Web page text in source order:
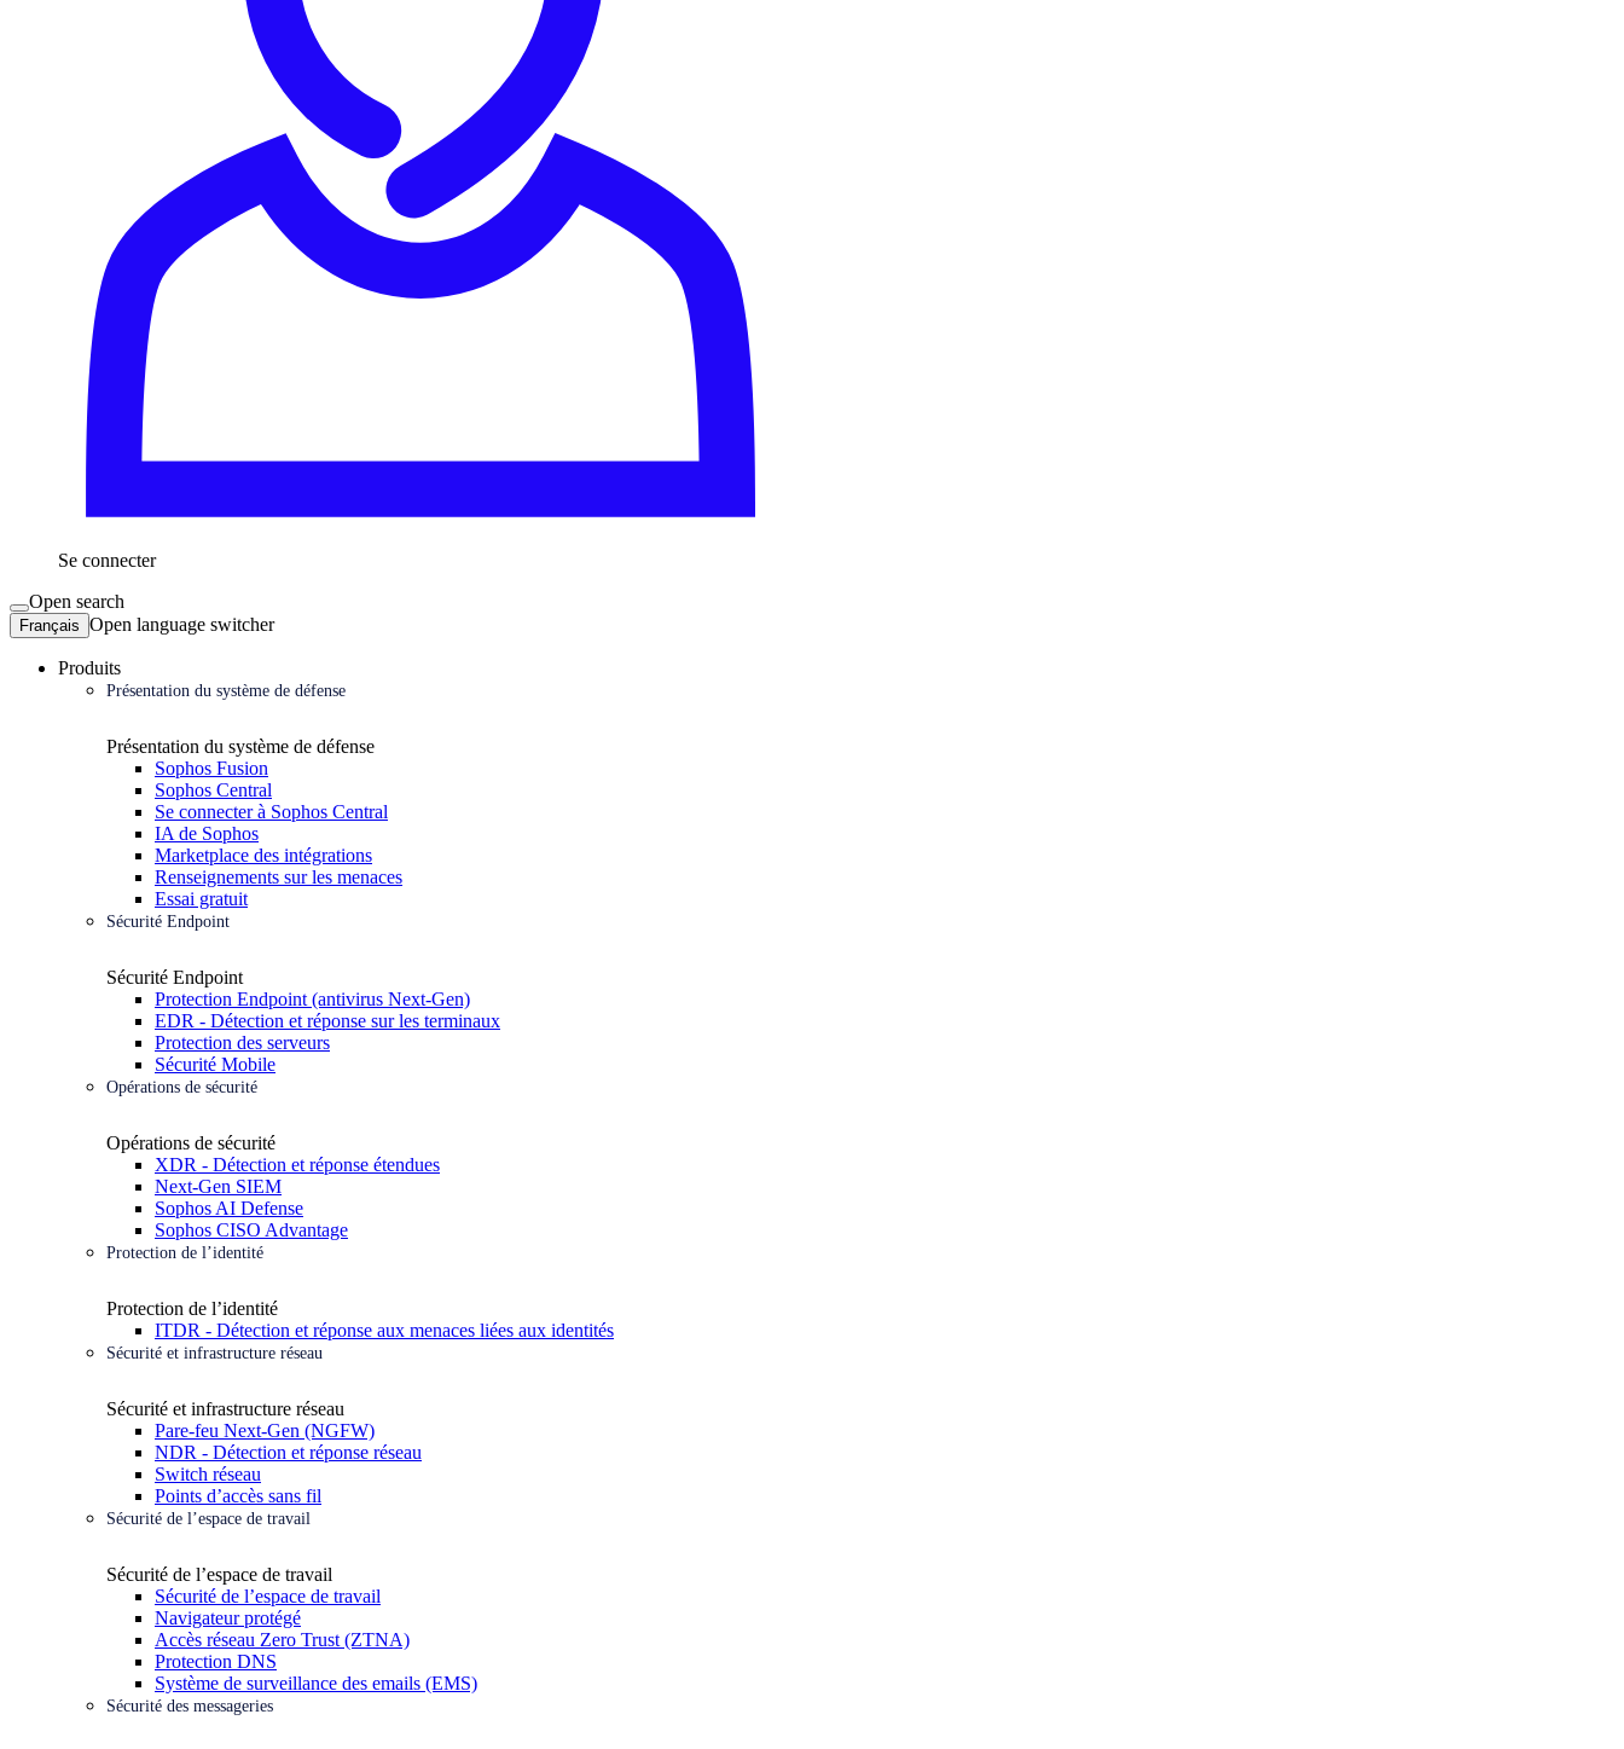
Se connecter
Open search
Français Open language switcher
Produits
Présentation du système de défense
Présentation du système de défense
Sophos Fusion
Sophos Central
Se connecter à Sophos Central
IA de Sophos
Marketplace des intégrations
Renseignements sur les menaces
Essai gratuit
Sécurité Endpoint
Sécurité Endpoint
Protection Endpoint (antivirus Next-Gen)
EDR - Détection et réponse sur les terminaux
Protection des serveurs
Sécurité Mobile
Opérations de sécurité
Opérations de sécurité
XDR - Détection et réponse étendues
Next-Gen SIEM
Sophos AI Defense
Sophos CISO Advantage
Protection de l’identité
Protection de l’identité
ITDR - Détection et réponse aux menaces liées aux identités
Sécurité et infrastructure réseau
Sécurité et infrastructure réseau
Pare-feu Next-Gen (NGFW)
NDR - Détection et réponse réseau
Switch réseau
Points d’accès sans fil
Sécurité de l’espace de travail
Sécurité de l’espace de travail
Sécurité de l’espace de travail
Navigateur protégé
Accès réseau Zero Trust (ZTNA)
Protection DNS
Système de surveillance des emails (EMS)
Sécurité des messageries